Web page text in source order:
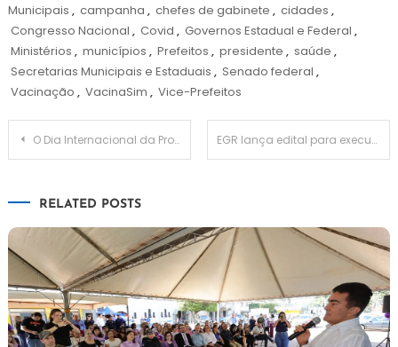
Municipais , campanha , chefes de gabinete , cidades ,
Congresso Nacional , Covid , Governos Estadual e Federal ,
Ministérios , municípios , Prefeitos , presidente , saúde ,
Secretarias Municipais e Estaduais , Senado federal ,
Vacinação , VacinaSim , Vice-Prefeitos
Navegação
O Dia Internacional da Proteção de Dados Pessoais e a atuação da ANPD EGR lança edital para execução de sete obras
RELATED POSTS